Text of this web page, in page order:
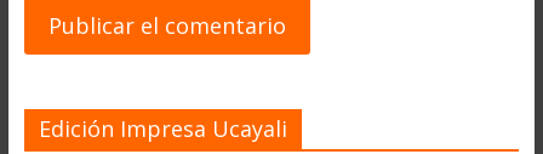
Edición Impresa Ucayali